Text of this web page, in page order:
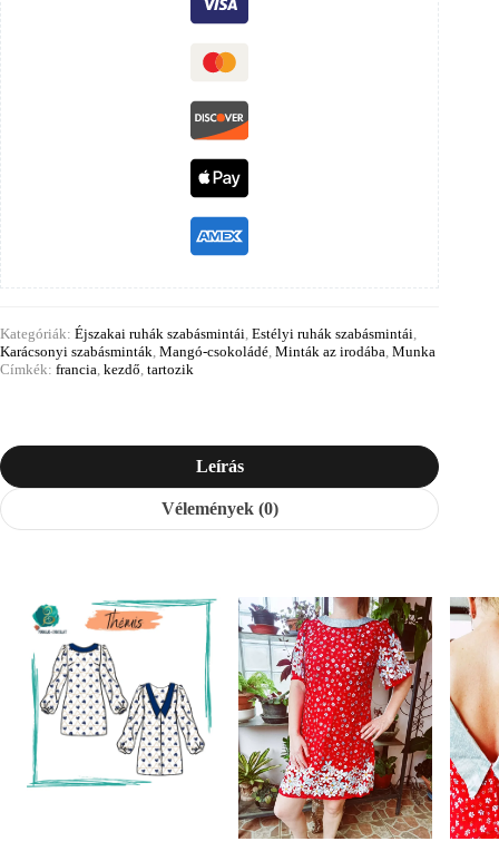
Kategóriák: Éjszakai ruhák szabásmintái Estélyi ruhák szabásmintái
Karácsonyi szabásminták Mangó-csokoládé Minták az irodába Munka
Címkék: francia kezdő tartozik
Leírás
Vélemények (0)